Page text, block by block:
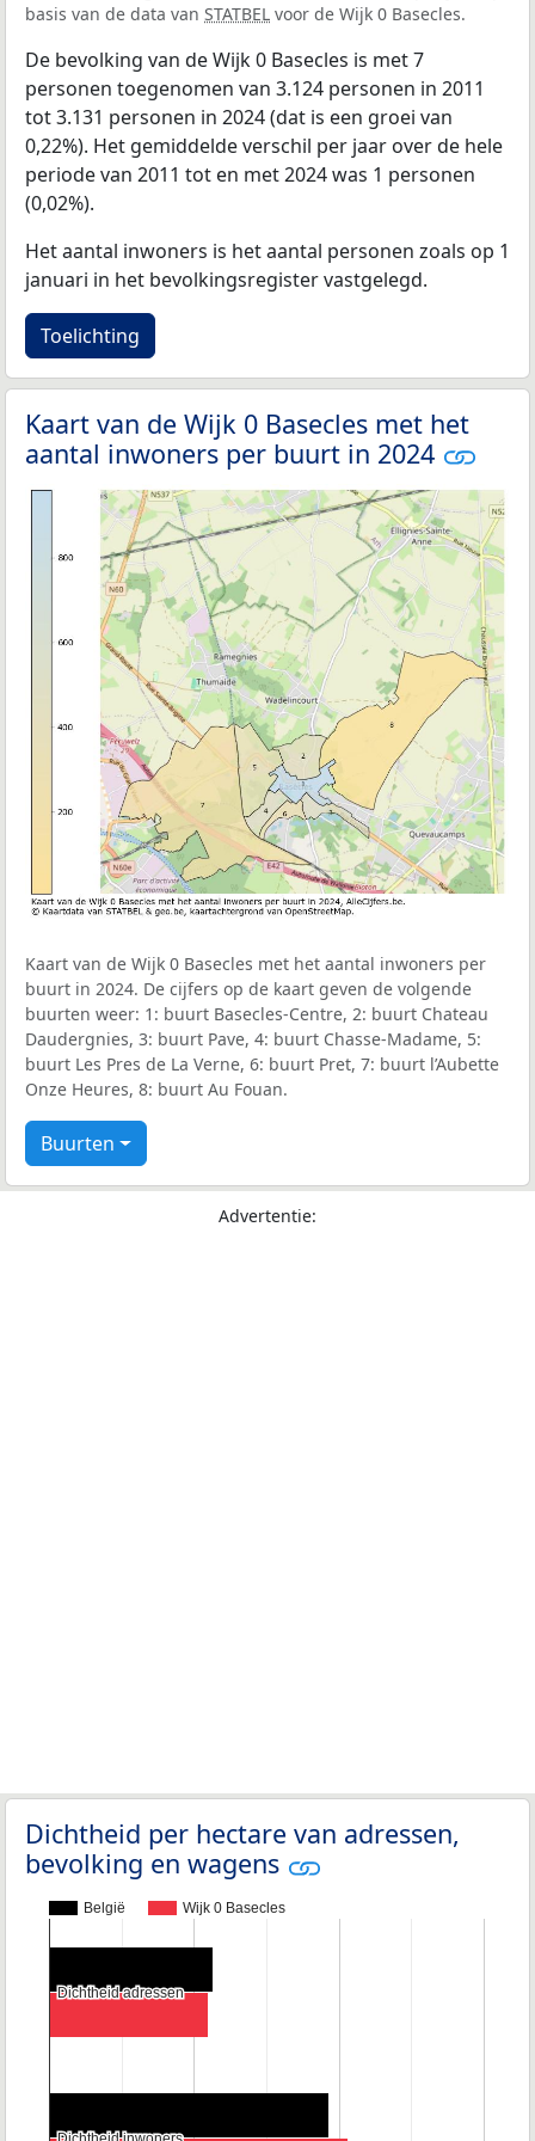
basis van de data van STATBEL voor de Wijk 0 Basecles.
De bevolking van de Wijk 0 Basecles is met 7
personen toegenomen van 3.124 personen in 2011
tot 3.131 personen in 2024 (dat is een groei van
0,22%). Het gemiddelde verschil per jaar over de hele
periode van 2011 tot en met 2024 was 1 personen
(0,02%).
Het aantal inwoners is het aantal personen zoals op 1
januari in het bevolkingsregister vastgelegd.
Toelichting
Kaart van de Wijk 0 Basecles met het
aantal inwoners per buurt in 2024
Kaart van de Wijk 0 Basecles met het aantal inwoners per
buurt in 2024. De cijfers op de kaart geven de volgende
buurten weer: 1: buurt Basecles-Centre, 2: buurt Chateau
Daudergnies, 3: buurt Pave, 4: buurt Chasse-Madame, 5:
buurt Les Pres de La Verne, 6: buurt Pret, 7: buurt l’Aubette
Onze Heures, 8: buurt Au Fouan.
Buurten
Advertentie:
Dichtheid per hectare van adressen,
bevolking en wagens
België Wijk 0 Basecles
Dichtheid adressen
Dichtheid adressen